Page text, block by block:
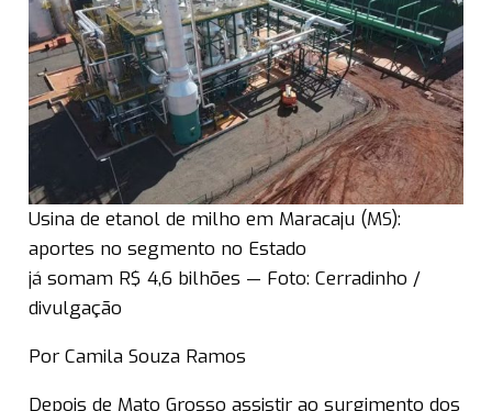
Usina de etanol de milho em Maracaju (MS):
aportes no segmento no Estado
já somam R$ 4,6 bilhões — Foto: Cerradinho /
divulgação
Por Camila Souza Ramos
Depois de Mato Grosso assistir ao surgimento dos